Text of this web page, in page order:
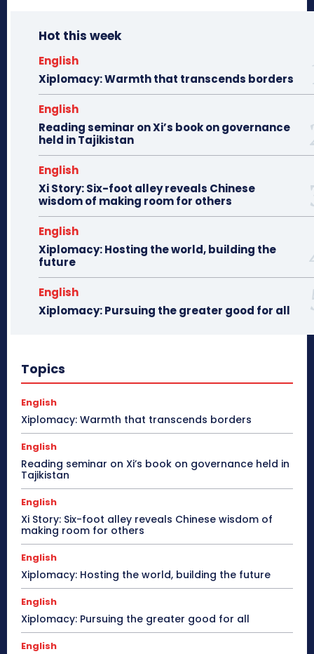
Hot this week
English
Xiplomacy: Warmth that transcends borders
English
Reading seminar on Xi’s book on governance
held in Tajikistan
English
Xi Story: Six-foot alley reveals Chinese
wisdom of making room for others
English
Xiplomacy: Hosting the world, building the
future
English
Xiplomacy: Pursuing the greater good for all
Topics
English
Xiplomacy: Warmth that transcends borders
English
Reading seminar on Xi’s book on governance held in
Tajikistan
English
Xi Story: Six-foot alley reveals Chinese wisdom of
making room for others
English
Xiplomacy: Hosting the world, building the future
English
Xiplomacy: Pursuing the greater good for all
English